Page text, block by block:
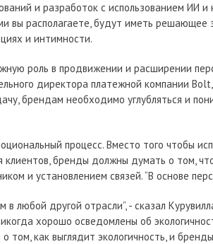
и разработок с использованием ИИ и
располагаете, будут иметь решающее
и интимности.
роль в продвижении и расширении
директора платежной компании
брендам необходимо углубляться и
процесс. Вместо того чтобы
клиентов, бренды должны думать о том,
и установлением связей. “В основе
любой другой отрасли”, - сказал
хорошо осведомлены об
о том, как выглядит экологичность, и